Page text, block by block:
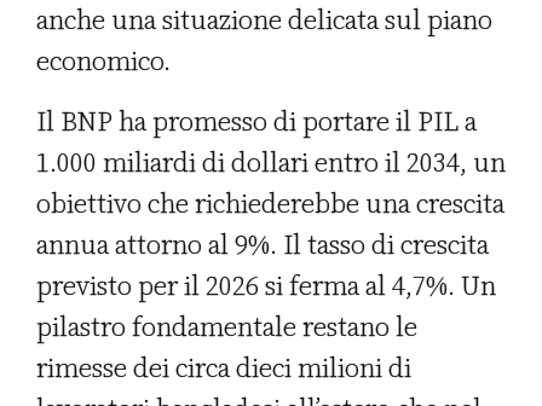
anche una situazione delicata sul piano
economico.
Il BNP ha promesso di portare il PIL a
1.000 miliardi di dollari entro il 2034, un
obiettivo che richiederebbe una crescita
annua attorno al 9%. Il tasso di crescita
previsto per il 2026 si ferma al 4,7%. Un
pilastro fondamentale restano le
rimesse dei circa dieci milioni di